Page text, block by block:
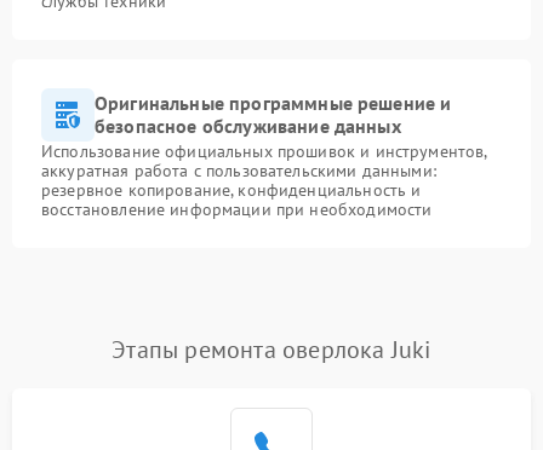
Оригинальные программные решение и
безопасное обслуживание данных
Использование официальных прошивок и инструментов,
аккуратная работа с пользовательскими данными:
резервное копирование, конфиденциальность и
восстановление информации при необходимости
Этапы ремонта оверлока Juki